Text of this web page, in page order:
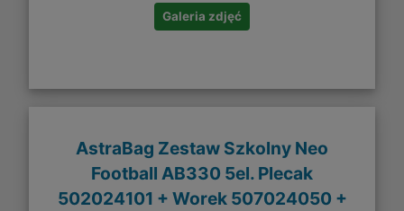
Galeria zdjęć
AstraBag Zestaw Szkolny Neo
Football AB330 5el. Plecak
502024101 + Worek 507024050 +